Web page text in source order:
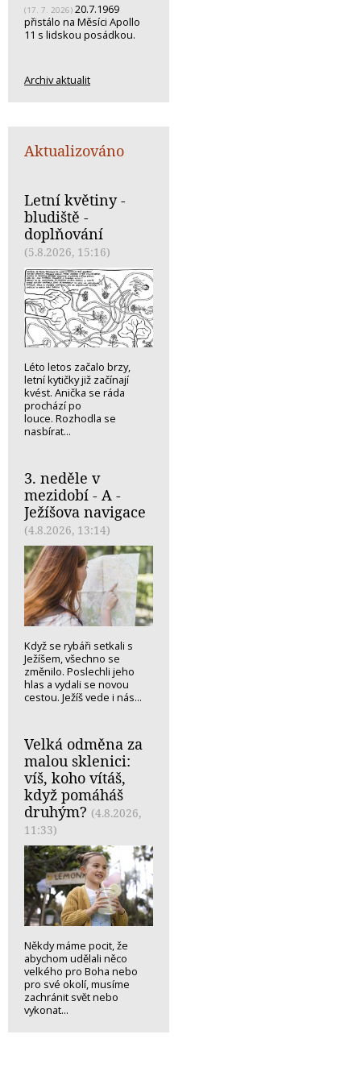
(17. 7. 2026) 20.7.1969
přistálo na Měsíci Apollo
11 s lidskou posádkou.
Archiv aktualit
Aktualizováno
Letní květiny -
bludiště -
doplňování
(5.8.2026, 15:16)
Léto letos začalo brzy,
letní kytičky již začínají
kvést. Anička se ráda
prochází po
louce. Rozhodla se
nasbírat...
3. neděle v
mezidobí - A -
Ježíšova navigace
(4.8.2026, 13:14)
Když se rybáři setkali s
Ježíšem, všechno se
změnilo. Poslechli jeho
hlas a vydali se novou
cestou. Ježíš vede i nás...
Velká odměna za
malou sklenici:
víš, koho vítáš,
když pomáháš
druhým? (4.8.2026,
11:33)
Někdy máme pocit, že
abychom udělali něco
velkého pro Boha nebo
pro své okolí, musíme
zachránit svět nebo
vykonat...